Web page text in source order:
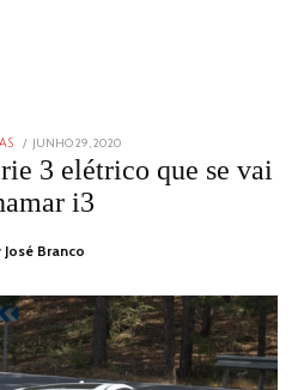
POSTED
ON
JUNHO 29, 2020
3 elétrico que se vai
i3
José Branco